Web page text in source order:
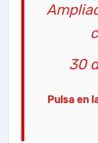
30
Pulsa en